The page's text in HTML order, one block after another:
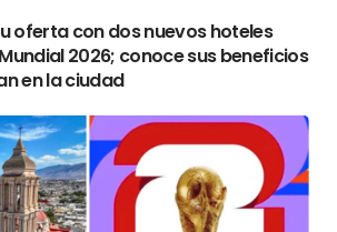
oferta con dos nuevos hoteles
2026; conoce sus beneficios
en la ciudad